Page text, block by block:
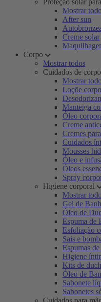
Proteção solar
Mostrar
After sun
Creme solar
Corpo
Mostrar todos
Cuidados de corpo
Mostrar
Loçõe
Manteiga
Óleo
Creme
Cremes
Cuidados
Mousses
Óleo e
Óleos
Spray
Higiene corporal
Mostrar
Gel de
Óleo de
Espuma de
Esfoliação
Sais e
Espumas
Higiene
Kits de
Óleo de
Sabonete
Sabonetes
Cuidados para